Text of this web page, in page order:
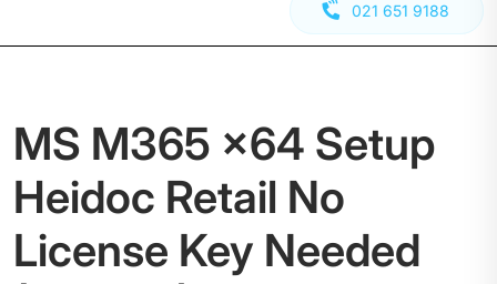
021 651 9188
MS M365 x64 Setup
Heidoc Retail No
License Key Needed